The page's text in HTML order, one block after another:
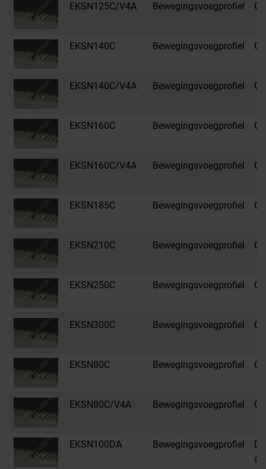
EKSN125C/V4A Bewegingsvoegprofiel C
EKSN140C Bewegingsvoegprofiel C
EKSN140C/V4A Bewegingsvoegprofiel C
EKSN160C Bewegingsvoegprofiel C
EKSN160C/V4A Bewegingsvoegprofiel C
EKSN185C Bewegingsvoegprofiel C
EKSN210C Bewegingsvoegprofiel C
EKSN250C Bewegingsvoegprofiel C
EKSN300C Bewegingsvoegprofiel C
EKSN80C Bewegingsvoegprofiel C
EKSN80C/V4A Bewegingsvoegprofiel C
EKSN100DA Bewegingsvoegprofiel